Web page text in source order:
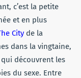
c’est la petite
et en plus
City de la
dans la vingtaine,
découvrent les
du sexe. Entre